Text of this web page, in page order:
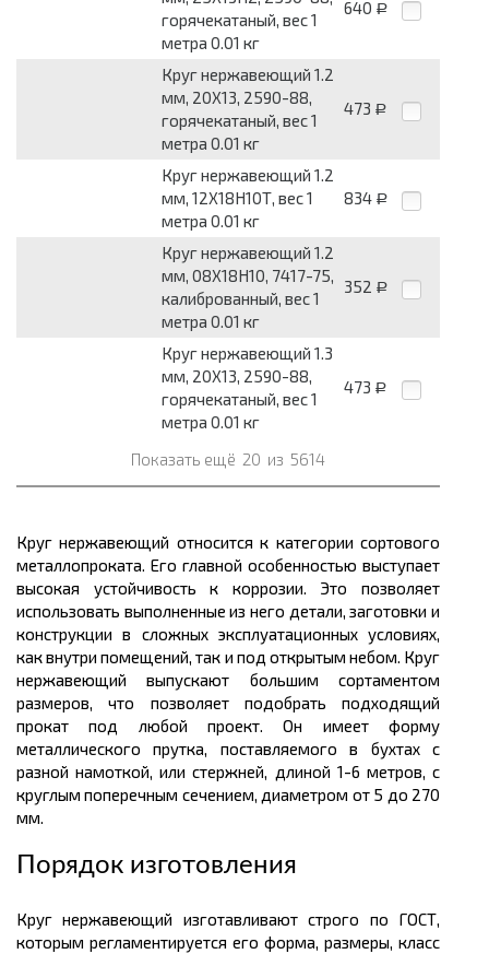
горячекатаный, вес 1
метра 0.01 кг
640 Р
Круг нержавеющий 1.2
мм, 20Х13, 2590-88,
горячекатаный, вес 1
метра 0.01 кг
473 Р
Круг нержавеющий 1.2
мм, 12Х18Н10Т, вес 1
метра 0.01 кг
834 Р
Круг нержавеющий 1.2
мм, 08Х18Н10, 7417-75,
калиброванный, вес 1
метра 0.01 кг
352 Р
Круг нержавеющий 1.3
мм, 20Х13, 2590-88,
горячекатаный, вес 1
метра 0.01 кг
473 Р
Показать ещё 20 из 5614
Круг нержавеющий относится к категории сортового
металлопроката. Его главной особенностью выступает
высокая устойчивость к коррозии. Это позволяет
использовать выполненные из него детали, заготовки и
конструкции в сложных эксплуатационных условиях,
как внутри помещений, так и под открытым небом. Круг
нержавеющий выпускают большим сортаментом
размеров, что позволяет подобрать подходящий
прокат под любой проект. Он имеет форму
металлическогопрутка, поставляемого в бухтах с
разной намоткой, или стержней, длиной 1-6 метров, с
круглым поперечным сечением, диаметром от 5 до 270
мм.
Порядок изготовления
Круг нержавеющий изготавливают строго по ГОСТ,
которым регламентируется его форма, размеры, класс